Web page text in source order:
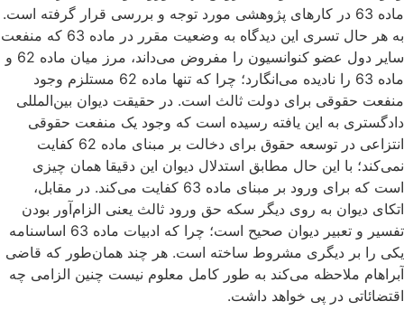
ماده 63 در کارهای پژوهشی مورد توجه و بررسی قرار گرفته است.
به هر حال تسری این دیدگاه به وضعیت مقرر در ماده 63 که منفعت
سایر دول عضو کنوانسیون را مفروض می‌داند، مرز میان ماده 62 و
ماده 63 را نادیده می‌انگارد؛ چرا که تنها ماده 62 مستلزم وجود
منفعت حقوقی برای دولت ثالث است. در حقیقت دیوان بین‌المللی
دادگستری به این یافته رسیده است که وجود یک منفعت حقوقی
انتزاعی در توسعه حقوق برای دخالت بر مبنای ماده 62 کفایت
نمی‌کند؛ با این حال مطابق استدلال دیوان این دقیقا همان چیزی
است که برای ورود بر مبنای ماده 63 کفایت می‌کند. در مقابل،
اتکای دیوان به روی دیگر سکه حق ورود ثالث یعنی الزام‌آور بودن
تفسیر و تعبیر دیوان صحیح است؛ چرا که ادبیات ماده 63 اساسنامه
یکی را بر دیگری مشروط ساخته است. هر چند همان‌طور که قاضی
آبراهام ملاحظه می‌کند به طور کامل معلوم نیست چنین الزامی چه
اقتضائاتی در پی خواهد داشت.